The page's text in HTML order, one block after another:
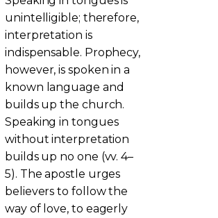
unintelligible; therefore,
interpretation is
indispensable. Prophecy,
however, is spoken in a
known language and
builds up the church.
Speaking in tongues
without interpretation
builds up no one (vv. 4–
5). The apostle urges
believers to follow the
way of love, to eagerly